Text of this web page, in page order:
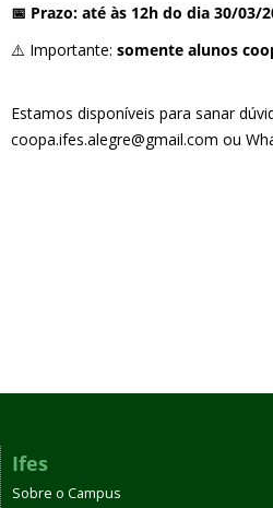
📅 Prazo: até às 12h do dia 30/03/
⚠️ Importante: somente alunos
Estamos disponíveis para sanar
coopa.ifes.alegre@gmail.com ou
Ifes
Sobre o Campus